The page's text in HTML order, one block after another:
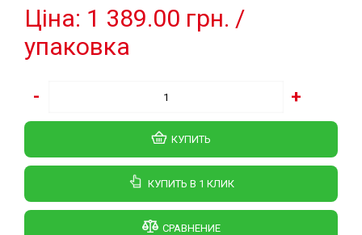
Цiна: 1 389.00 грн. /
упаковка
- +
КУПИТЬ
КУПИТЬ В 1 КЛИК
СРАВНЕНИЕ